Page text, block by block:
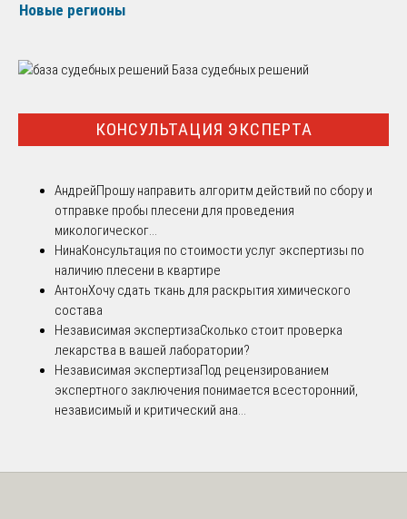
Новые регионы
База судебных решений
КОНСУЛЬТАЦИЯ ЭКСПЕРТА
АндрейПрошу направить алгоритм действий по сбору и
отправке пробы плесени для проведения
микологическог...
НинаКонсультация по стоимости услуг экспертизы по
наличию плесени в квартире
АнтонХочу сдать ткань для раскрытия химического
состава
Независимая экспертизаСколько стоит проверка
лекарства в вашей лаборатории?
Независимая экспертизаПод рецензированием
экспертного заключения понимается всесторонний,
независимый и критический ана...